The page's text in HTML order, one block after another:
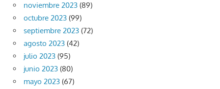
noviembre 2023 (89)
octubre 2023 (99)
septiembre 2023 (72)
agosto 2023 (42)
julio 2023 (95)
junio 2023 (80)
mayo 2023 (67)